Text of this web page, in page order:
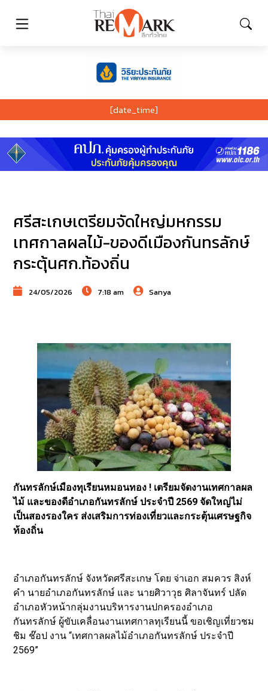
[date_time]
ศรีสะเกษเตรียมจัดใหญ่มหกรรม
เทศกาลผลไม้-ของดีเมืองกันทรลักษ์
กระตุ้นศก.ท้องถิ่น
24/05/2026 7:18 am Sanya
กันทรลักษ์เมืองทุเรียนหมอนทอง ! เตรียมจัดงานเทศกาลผล
ไม้ และของดีอำเภอกันทรลักษ์ ประจำปี 2569 จัดใหญ่ไม่
เป็นสองรองใคร ส่งเสริมการท่องเที่ยวและกระตุ้นเศรษฐกิจ
ท้องถิ่น
อำเภอกันทรลักษ์ จังหวัดศรีสะเกษ โดย จ่าเอก สมควร สิงห์
คำ นายอำเภอกันทรลักษ์ และ นายศิวาวุธ ศิลาจันทร์ ปลัด
อำเภอหัวหน้ากลุ่มงานบริหารงานปกครองอำเภอ
กันทรลักษ์ ผู้ขับเคลื่อนงานเทศกาลทุเรียนนี้ ขอเชิญเที่ยวชม
ชิม ช๊อป งาน “เทศกาลผลไม้อำเภอกันทรลักษ์ ประจำปี
2569”